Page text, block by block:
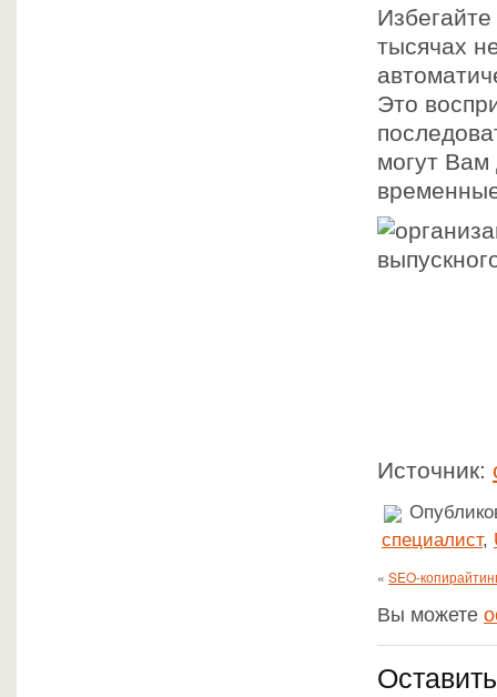
тысячах
Это
могут Вам
Источник:
специалист,
« SEO-
Вы можете